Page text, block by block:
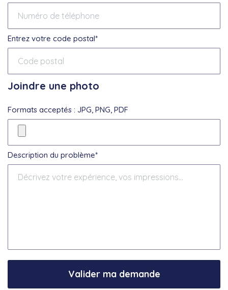
Entrez votre code postal*
Joindre une photo
Formats acceptés : JPG, PNG, PDF
Description du problème*
Valider ma demande